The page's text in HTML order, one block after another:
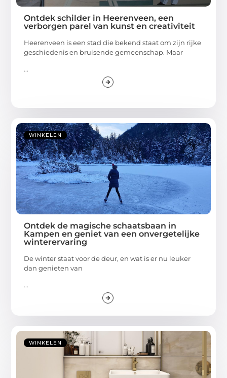
Ontdek schilder in Heerenveen, een
verborgen parel van kunst en creativiteit
Heerenveen is een stad die bekend staat om zijn rijke
geschiedenis en bruisende gemeenschap. Maar
...
WINKELEN
Ontdek de magische schaatsbaan in
Kampen en geniet van een onvergetelijke
winterervaring
De winter staat voor de deur, en wat is er nu leuker
dan genieten van
...
WINKELEN